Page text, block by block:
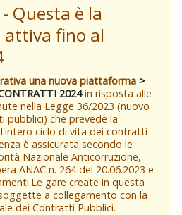
Questa è la
fino al
una nuova piattaforma >
2024in risposta alle
nella Legge 36/2023 (nuovo
pubblici) che prevede la
ciclo di vita dei contratti
è assicurata secondo le
Nazionale Anticorruzione,
ANAC n. 264 del 20.06.2023 e
gare create in questa
a collegamento con la
dei Contratti Pubblici.